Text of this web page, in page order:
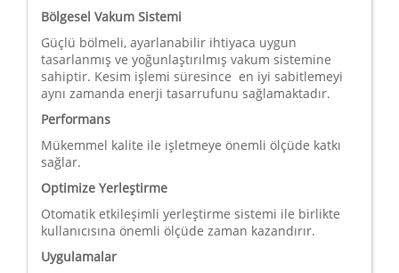
Bölgesel Vakum Sistemi
Güçlü bölmeli, ayarlanabilir ihtiyaca uygun
tasarlanmış ve yoğunlaştırılmış vakum sistemine
sahiptir. Kesim işlemi süresince en iyi sabitlemeyi
aynı zamanda enerji tasarrufunu sağlamaktadır.
Performans
Mükemmel kalite ile işletmeye önemli ölçüde katkı
sağlar.
Optimize Yerleştirme
Otomatik etkileşimli yerleştirme sistemi ile birlikte
kullanıcısına önemli ölçüde zaman kazandırır.
Uygulamalar